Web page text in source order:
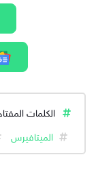
الكلمات
الميتافيرس